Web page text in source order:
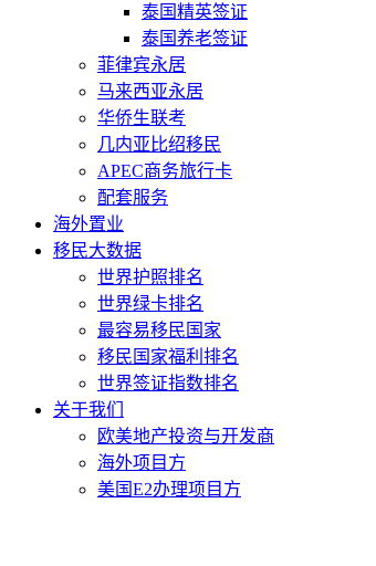
泰国精英签证
泰国养老签证
菲律宾永居
马来西亚永居
华侨生联考
几内亚比绍移民
APEC商务旅行卡
配套服务
海外置业
移民大数据
世界护照排名
世界绿卡排名
最容易移民国家
移民国家福利排名
世界签证指数排名
关于我们
欧美地产投资与开发商
海外项目方
美国E2办理项目方